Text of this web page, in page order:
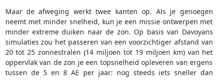
Maar de afweging werkt twee kanten op. Als je genoegen
neemt met minder snelheid, kun je een missie ontwerpen met
minder extreme duiken naar de zon. Op basis van Davoyans
simulaties zou het passeren van een voorzichtiger afstand van
20 tot 25 zonnestralen (14 miljoen tot 19 miljoen km) van het
oppervlak van de zon je een topsnelheid opleveren van ergens
tussen de 5 en 8 AE per jaar: nog steeds iets sneller dan